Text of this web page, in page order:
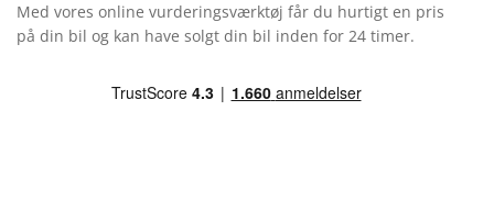
Med vores online vurderingsværktøj får du hurtigt en pris
på din bil og kan have solgt din bil inden for 24 timer.